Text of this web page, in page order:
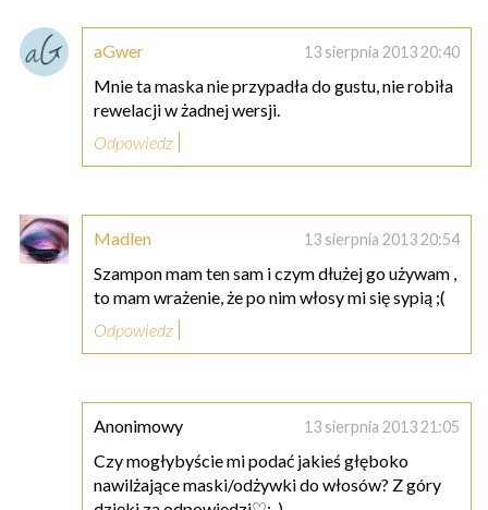
aGwer 13 sierpnia 2013 20:40
Mnie ta maska nie przypadła do gustu, nie robiła
rewelacji w żadnej wersji.
Odpowiedz
Madlen 13 sierpnia 2013 20:54
Szampon mam ten sam i czym dłużej go używam ,
to mam wrażenie, że po nim włosy mi się sypią ;(
Odpowiedz
Anonimowy 13 sierpnia 2013 21:05
Czy mogłybyście mi podać jakieś głęboko
nawilżające maski/odżywki do włosów? Z góry